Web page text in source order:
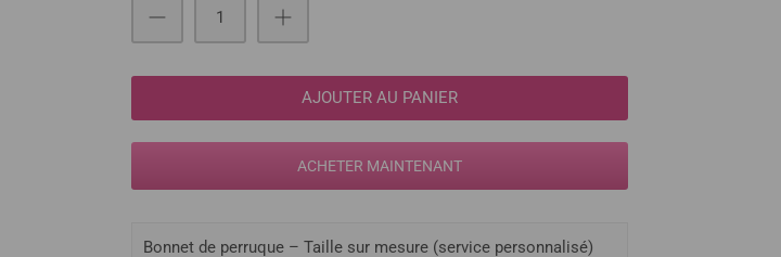
AJOUTER AU PANIER
ACHETER MAINTENANT
Bonnet de perruque – Taille sur mesure (service personnalisé)